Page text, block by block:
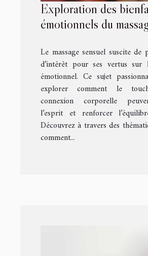
Exploration des
émotionnels du
Le massage sensuel suscite de
d’intérêt pour ses vertus sur
émotionnel. Ce sujet
explorer comment le
connexion corporelle
l’esprit et renforcer
Découvrez à travers des
comment...